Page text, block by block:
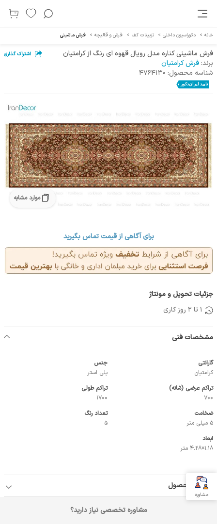
خانه > دکوراسیون داخلی > تزیینات کف > فرش و قالیچه > فرش ماشینی
فرش ماشینی کناره مدل رویال قهوه ای رنگ از کرامتیان اشتراک گذاری
برند:فرش کرامتیان
شناسه محصول: 4764130
موارد مشابه
برای آگاهی از قیمت تماس بگیرید
جزئیات تحویل و مونتاژ
1 تا 2 روز کاری
مشخصات فنی
گارانتی
کرامتیان
جنس
پلی استر
تراکم عرضی (شانه)
700
تراکم طولی
1700
ضخامت
5 میلی متر
تعداد رنگ
5
ابعاد
1.18×4.28 متر
جزئیات محصول
مشاوره تخصصی نیاز دارید؟
مشاوره